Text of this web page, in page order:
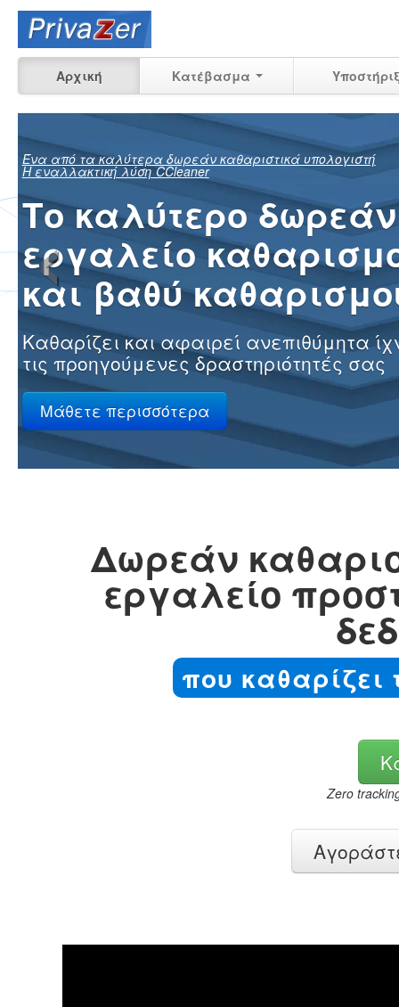
Αρχική Κατέβασμα
Δείτε ακριβώς
μπορεί ακόμα
ανακτηθεί
των προηγούμενων
σας στον υπολογιστή σας στο
στην εργασία
Μάθετε περισσότερα
‹
Δωρεάν
εργαλείο
που καθαρίζει
Zero